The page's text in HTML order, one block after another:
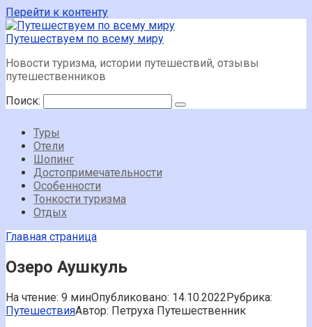
Перейти к контенту
Путешествуем по всему миру
Новости туризма, истории путешествий, отзывы
путешественников
Поиск:
Туры
Отели
Шопинг
Достопримечательности
Особенности
Тонкости туризма
Отдых
Главная страница
Озеро Аушкуль
На чтение: 9 минОпубликовано: 14.10.2022Рубрика:
ПутешествияАвтор: Петруха Путешественник